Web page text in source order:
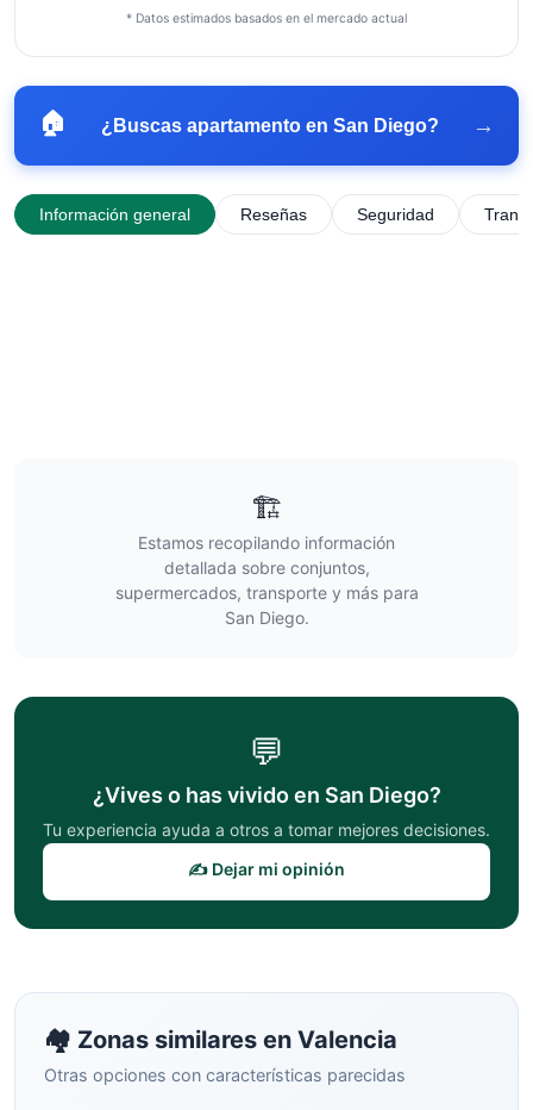
* Datos estimados basados en el mercado actual
🏠 ¿Buscas apartamento en San Diego? →
Información general Reseñas Seguridad
🏗️
Estamos recopilando información
detallada sobre conjuntos,
supermercados, transporte y más para
San Diego.
💬
¿Vives o has vivido en San Diego?
Tu experiencia ayuda a otros a tomar mejores decisiones.
✍️ Dejar mi opinión
🏘️ Zonas similares en Valencia
Otras opciones con características parecidas